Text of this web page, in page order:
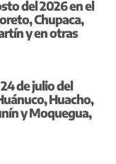
del 2026 en el
Chupaca,
y en otras
de julio del
Huacho,
y Moquegua,